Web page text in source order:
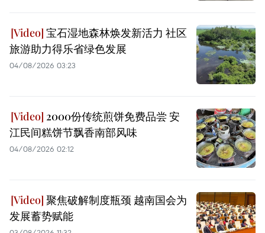
宝石湿地森林焕发新活力 社区
旅游助力得乐省绿色发展
04/08/2026 03:23
2000份传统煎饼免费品尝 安
江民间糕饼节飘香南部风味
04/08/2026 02:12
聚焦破解制度瓶颈 越南国会为
发展蓄势赋能